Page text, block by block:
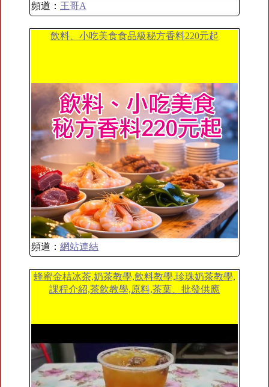
頻道： 王哥A
飲料、小吃美食食品級秘方香料220元起
頻道： 網站連結
蜂蜜金桔冰茶,奶茶教學,飲料教學,珍珠奶茶教學,
課程介紹,茶飲教學,原料,茶葉、批發供應